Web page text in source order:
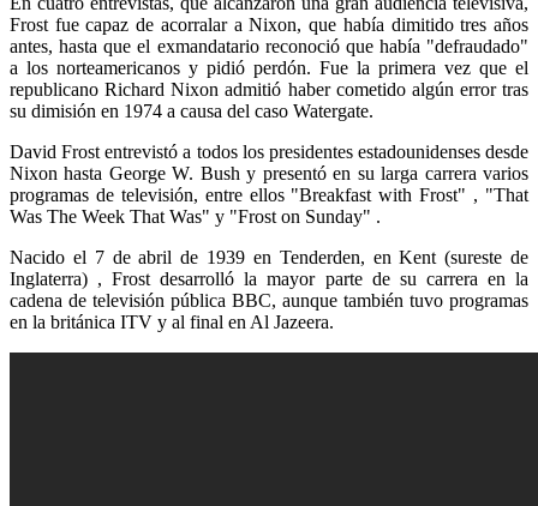
Frost fue capaz de acorralar a Nixon, que había dimitido tres años
antes, hasta que el exmandatario reconoció que había "defraudado"
a los norteamericanos y pidió perdón. Fue la primera vez que el
republicano Richard Nixon admitió haber cometido algún error tras
su dimisión en 1974 a causa del caso Watergate.
David Frost entrevistó a todos los presidentes estadounidenses desde
Nixon hasta George W. Bush y presentó en su larga carrera varios
programas de televisión, entre ellos "Breakfast with Frost" , "That
Was The Week That Was" y "Frost on Sunday" .
Nacido el 7 de abril de 1939 en Tenderden, en Kent (sureste de
Inglaterra) , Frost desarrolló la mayor parte de su carrera en la
cadena de televisión pública BBC, aunque también tuvo programas
en la británica ITV y al final en Al Jazeera.